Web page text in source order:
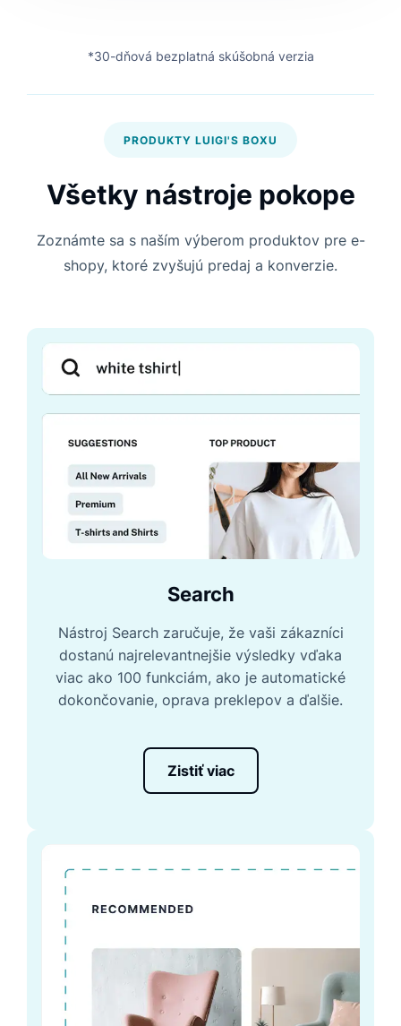
*30-dňová bezplatná skúšobná verzia
PRODUKTY LUIGI'S BOXU
Všetky nástroje pokope
Zoznámte sa s naším výberom produktov pre e-
shopy, ktoré zvyšujú predaj a konverzie.
Search
Nástroj Search zaručuje, že vaši zákazníci
dostanú najrelevantnejšie výsledky vďaka
viac ako 100 funkciám, ako je automatické
dokončovanie, oprava preklepov a ďalšie.
Zistiť viac